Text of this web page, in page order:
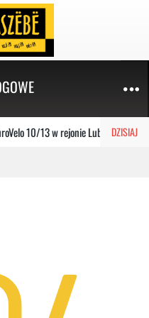
DZISIAJ
10/13 w rejonie Lubiatowa